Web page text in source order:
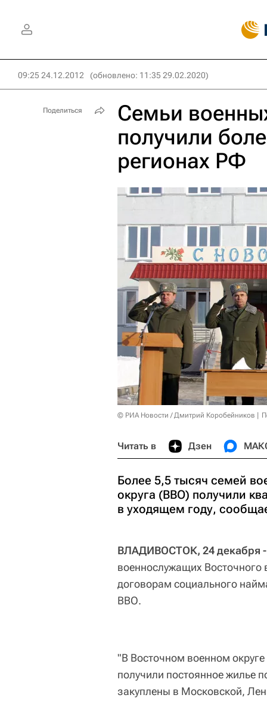
09:25 24.12.2012 (обновлено: 11:35 29.02.2020)
Семьи
получили
регионах РФ
© РИА Новости / Дмитрий Коробейников
Читать в Дзен
Более 5,5 тысяч семей
округа (ВВО) получили
в уходящем году,
ВЛАДИВОСТОК, 24 декабря
военнослужащих Восточного
договорам социального
ВВО.
"В Восточном военном
получили постоянное жилье
закуплены в Московской,
Поделиться